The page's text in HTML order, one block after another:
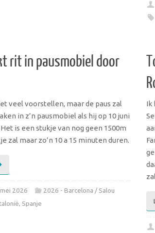
rit in pausmobiel door
veel voorstellen, maar de paus zal
in z’n pausmobiel als hij op 10 juni
is een stukje van nog geen 1500m
zal maar zo’n 10 a 15 minuten duren.
2026
2026 - Barcelona / Salou
, Spanje
Ik